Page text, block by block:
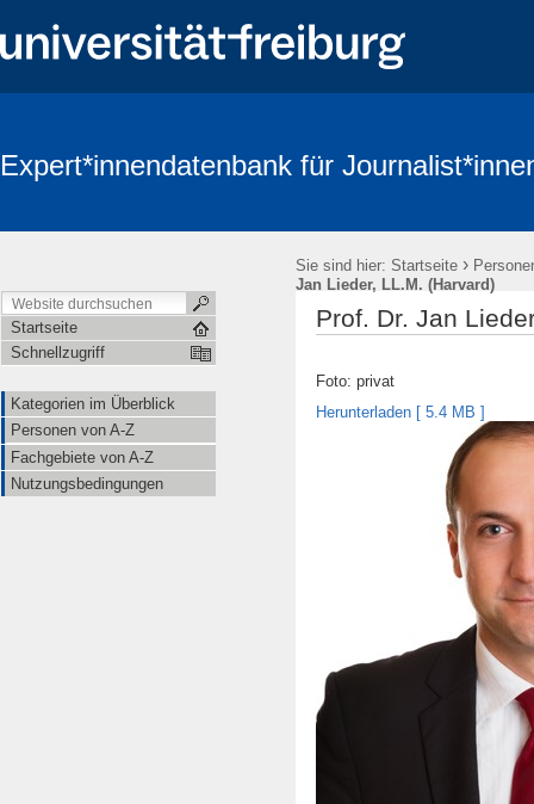
Expert*innendatenbank für
Sie sind hier: Startseite ›
Jan Lieder, LL.M. (Harvard)
Startseite
Schnellzugriff
Kategorien im Überblick
Personen von A-Z
Fachgebiete von A-Z
Nutzungsbedingungen
Prof. Dr. Jan
Foto: privat
Herunterladen [ 5.4 MB ]